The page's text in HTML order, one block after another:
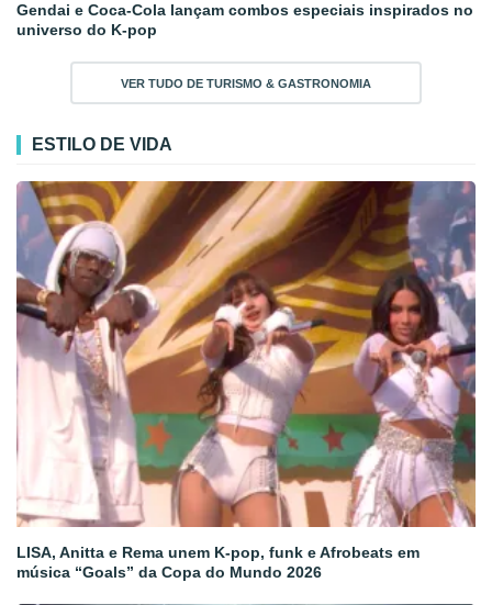
Gendai e Coca-Cola lançam combos especiais inspirados no
universo do K-pop
VER TUDO DE TURISMO & GASTRONOMIA
ESTILO DE VIDA
LISA, Anitta e Rema unem K-pop, funk e Afrobeats em
música “Goals” da Copa do Mundo 2026